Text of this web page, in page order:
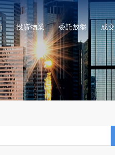
投資物業 委託放盤 成